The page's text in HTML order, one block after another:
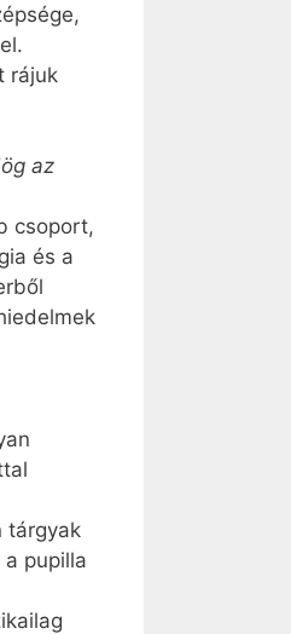
rájuk
az
csoport,
és a
tárgyak
pupilla